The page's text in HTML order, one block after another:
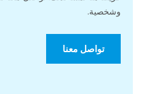
وشخصية.
تواصل معنا